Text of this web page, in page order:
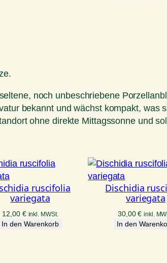
noch unbeschriebene
bekannt und wächst kompakt,
ohne direkte Mittagssonne und
ruscifolia
variegata
12,00 € inkl. MWSt.
In den Warenkorb
Dischidia
variegata
30,00€ inkl.
In den